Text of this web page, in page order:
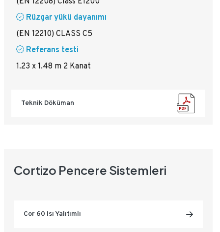
Rüzgar yükü dayanımı
(EN 12210) CLASS C5
Referans testi
1.23 x 1.48 m 2 Kanat
Teknik Döküman
Cortizo Pencere Sistemleri
Cor 60 Isı Yalıtımlı